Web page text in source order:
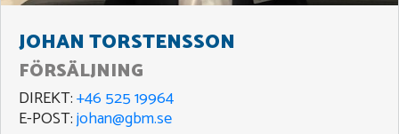
JOHAN TORSTENSSON
FÖRSÄLJNING
DIREKT:+46 525 19964
E-POST:johan@gbm.se